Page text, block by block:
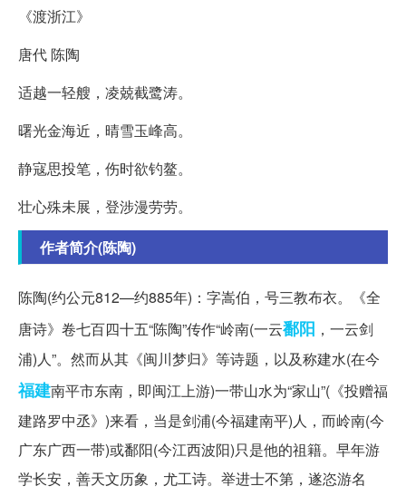
《渡浙江》
唐代 陈陶
适越一轻艘，凌兢截鹭涛。
曙光金海近，晴雪玉峰高。
静寇思投笔，伤时欲钓鳌。
壮心殊未展，登涉漫劳劳。
作者简介(陈陶)
陈陶(约公元812—约885年)：字嵩伯，号三教布衣。《全
唐诗》卷七百四十五“陈陶”传作“岭南(一云鄱阳 ，一云剑
浦)人”。然而从其《闽川梦归》等诗题，以及称建水(在今
福建南平市东南，即闽江上游)一带山水为“家山”(《投赠福
建路罗中丞》)来看，当是剑浦(今福建南平)人，而岭南(今
广东广西一带)或鄱阳(今江西波阳)只是他的祖籍。早年游
学长安，善天文历象，尤工诗。举进士不第，遂恣游名